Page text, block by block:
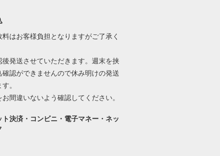
料はお客様負担となりますがご了承く
後発送させていただきます。週末を挟
確認ができませんので休み明けの発送
。
お間違いないよう確認してください。
ト決済・コンビニ・電子マネー・ネッ